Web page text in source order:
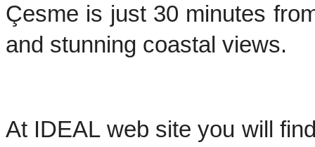
Çesme is just 30 minutes
and stunning coastal views.
At IDEAL web site you will